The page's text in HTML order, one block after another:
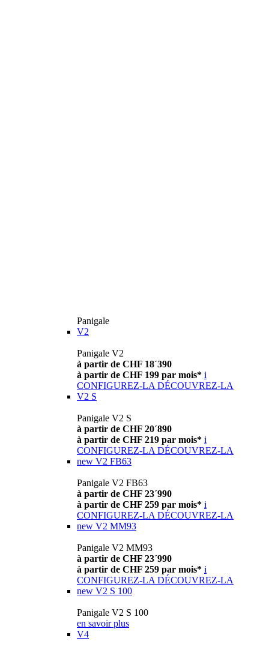
Panigale
V2
Panigale V2
à partir de CHF 18´390
à partir de CHF 199 par mois* i
CONFIGUREZ-LA DÉCOUVREZ-LA
V2 S
Panigale V2 S
à partir de CHF 20´890
à partir de CHF 219 par mois* i
CONFIGUREZ-LA DÉCOUVREZ-LA
new V2 FB63
Panigale V2 FB63
à partir de CHF 23´990
à partir de CHF 259 par mois* i
CONFIGUREZ-LA DÉCOUVREZ-LA
new V2 MM93
Panigale V2 MM93
à partir de CHF 23´990
à partir de CHF 259 par mois* i
CONFIGUREZ-LA DÉCOUVREZ-LA
new V2 S 100
Panigale V2 S 100
en savoir plus
V4